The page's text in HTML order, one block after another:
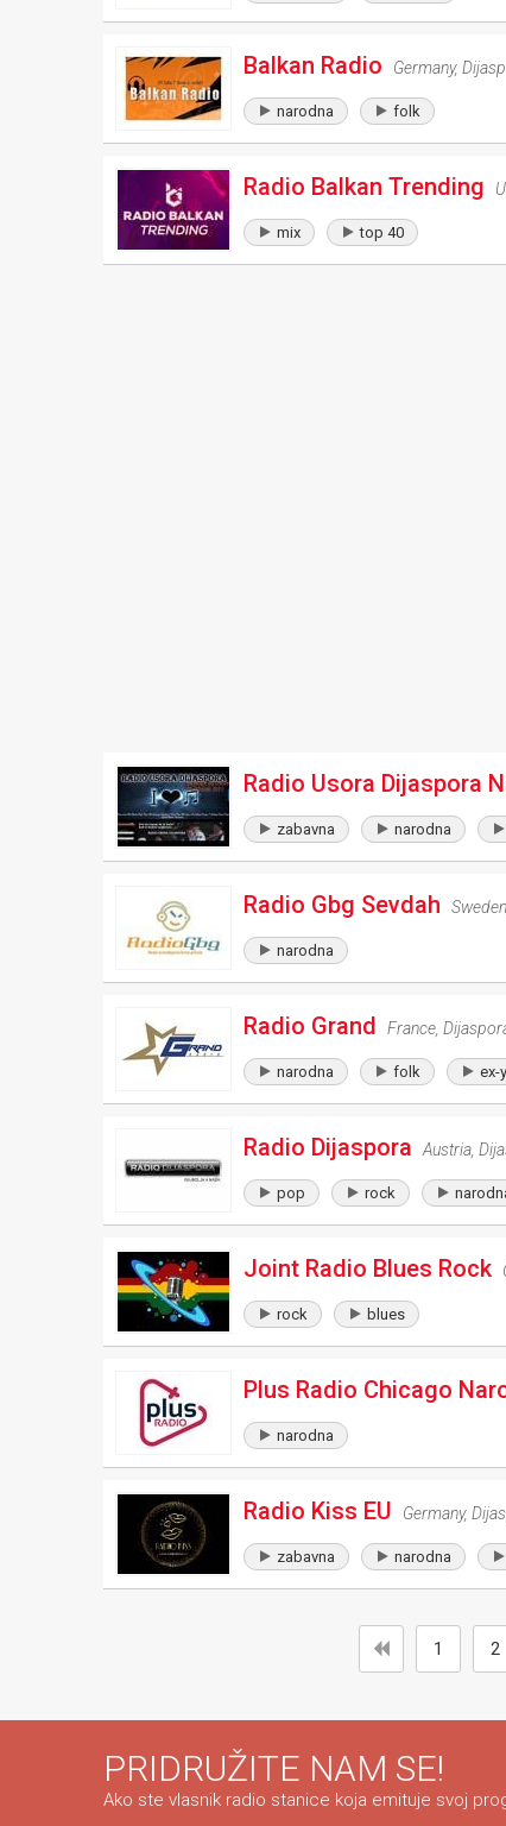
Balkan Radio Germany,
narodna folk
Radio Balkan Trending
mix top 40
Radio Usora Dijaspora
zabavna narodna
Radio Gbg Sevdah Sweden
narodna
Radio Grand France
narodna folk ex-
Radio Dijaspora Austria
pop rock
Joint Radio Blues Rock
rock blues
Plus Radio Chicago
narodna
Radio Kiss EU Germany,
zabavna narodna
1 2
PRIDRUŽITE NAM SE!
Ako ste vlasnik radio stanice koja emituje svoj